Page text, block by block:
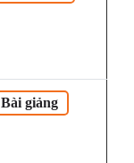
Bài giảng